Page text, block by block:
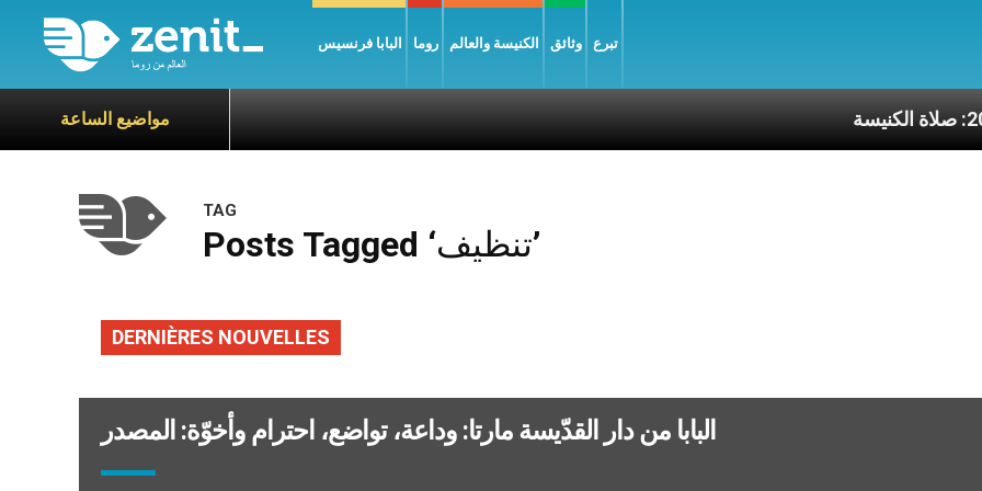
البابا فرنسيس روما الكنيسة والعالم وثائق تبرع
مواضيع الساعة
TAG
Posts Tagged ‘تنظيف’
DERNIÈRES NOUVELLES
البابا من دار القدّيسة مارتا: وداعة، تواضع، احترام وأخوّة: المصدر